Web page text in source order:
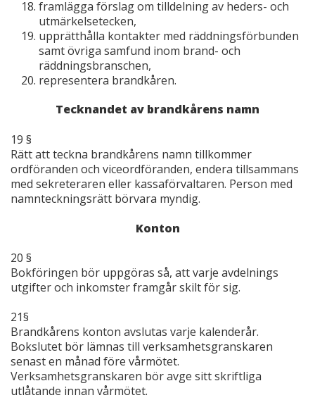
framlägga förslag om tilldelning av heders- och
utmärkelsetecken,
upprätthålla kontakter med räddningsförbunden
samt övriga samfund inom brand- och
räddningsbranschen,
representera brandkåren.
Tecknandet av brandkårens namn
19 §
Rätt att teckna brandkårens namn tillkommer
ordföranden och viceordföranden, endera tillsammans
med sekreteraren eller kassaförvaltaren. Person med
namnteckningsrätt börvara myndig.
Konton
20 §
Bokföringen bör uppgöras så, att varje avdelnings
utgifter och inkomster framgår skilt för sig.
21§
Brandkårens konton avslutas varje kalenderår.
Bokslutet bör lämnas till verksamhetsgranskaren
senast en månad före vårmötet.
Verksamhetsgranskaren bör avge sitt skriftliga
utlåtande innan vårmötet.